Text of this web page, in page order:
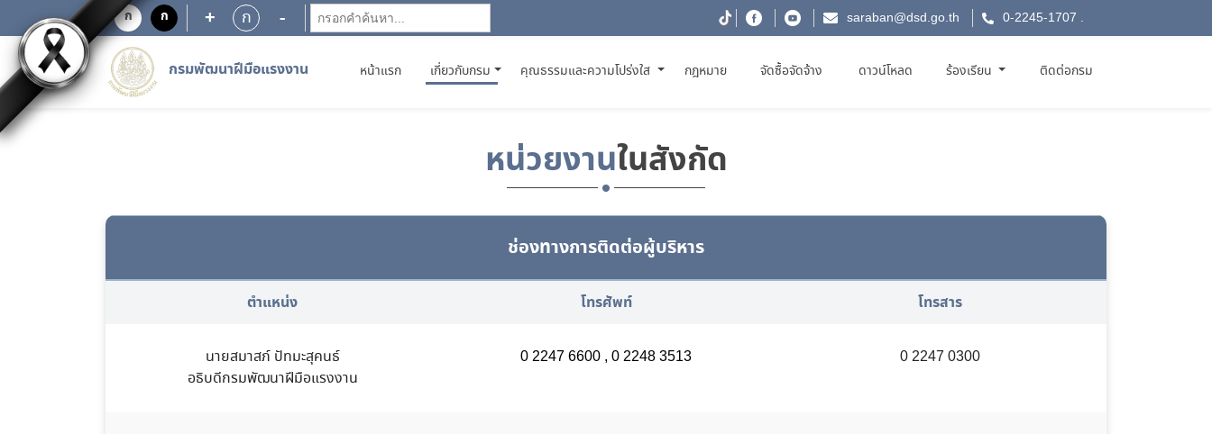
ก ก + ก - saraban@dsd.go.th 0-2245-1707 .
กรมพัฒนาฝีมือแรงงาน หน้าแรก(CURRENT)
เกี่ยวกับกรม คุณธรรมและความโปร่งใส กฎหมาย จัดซื้อจัดจ้าง ดาวน์โหลด ร้องเรียน ติดต่อกรม
หน่วยงานในสังกัด
ช่องทางการติดต่อผู้บริหาร
ตำแหน่ง โทรศัพท์ โทรสาร
นายสมาสภ์ ปัทมะสุคนธ์
อธิบดีกรมพัฒนาฝีมือแรงงาน
0 2247 6600 , 0 2248 3513 0 2247 0300